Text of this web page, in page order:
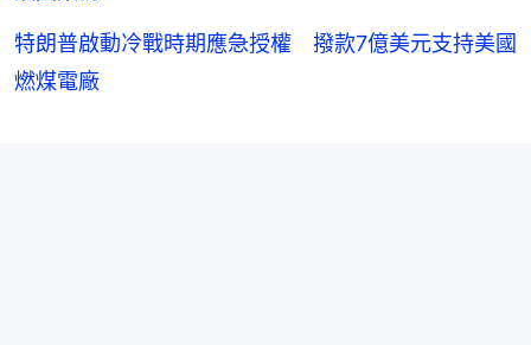
特朗普啟動冷戰時期應急授權 撥款7億美元支持美國
燃煤電廠